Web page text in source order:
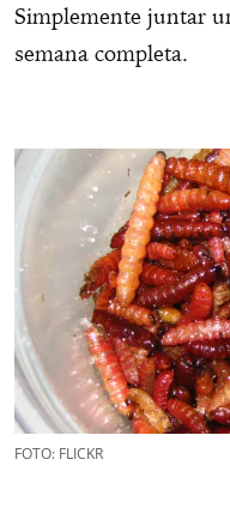
Simplemente juntar
semana completa.
FOTO: FLICKR